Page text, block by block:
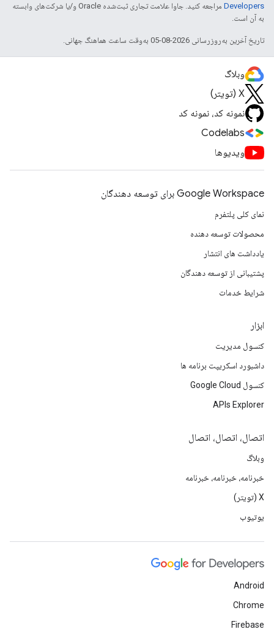
Developers‏
مراجعه کنید. جاوا علامت تجاری ثبت‌شده Oracle و/یا شرکت‌های وابسته
به آن است.
تاریخ آخرین به‌روزرسانی 2026-08-05 به‌وقت ساعت هماهنگ جهانی.
وبلاگ
X (تویتر)
نمونه کد، نمونه کد
Codelabs
ویدیوها
Google Workspace برای توسعه دهندگان
نمای کلی پلتفرم
محصولات توسعه دهنده
یادداشت های انتشار
پشتیبانی از توسعه دهندگان
شرایط خدمات
ابزار
کنسول مدیریت
داشبورد اسکریپت برنامه ها
کنسول Google Cloud
APIs Explorer
اتصال، اتصال، اتصال
وبلاگ
خبرنامه، خبرنامه، خبرنامه
X (تویتر)
یوتیوب
Android
Chrome
Firebase